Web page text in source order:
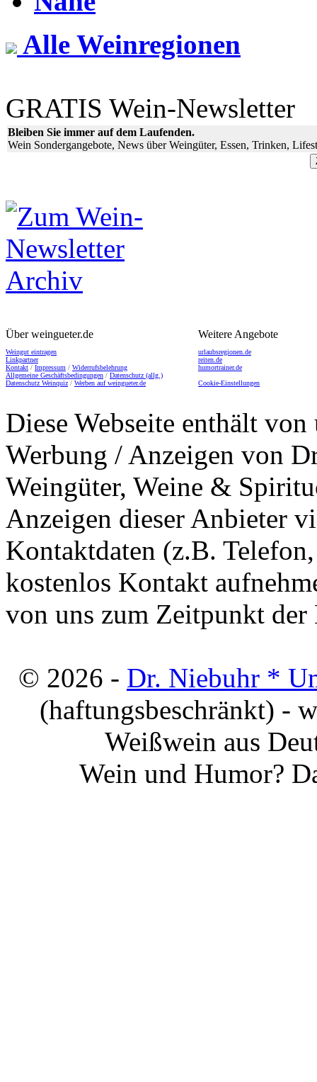
Alle Weinregionen
GRATIS Wein-Newsletter
Bleiben Sie immer auf dem Laufenden.
Wein Sondergangebote, News über Weingüter, Essen, Trinken,
Über weingueter.de
Weingut eintragen
Linkpartner
Kontakt / Impressum / Widerrufsbelehrung
Allgemeine Geschäftsbedingungen / Datenschutz (allg.)
Datenschutz Weinquiz / Werben auf weingueter.de
Weitere Angebote
urlaubsregionen.de
reiten.de
humortrainer.de
Cookie-Einstellungen
Diese Webseite enthält
Werbung / Anzeigen von
Weingüter, Weine &
Anzeigen dieser Anbieter
Kontaktdaten (z.B.
kostenlos Kontakt
von uns zum Zeitpunkt
© 2026 - Dr. Niebuhr *
(haftungsbeschränkt) -
Weißwein aus
Wein und Humor?